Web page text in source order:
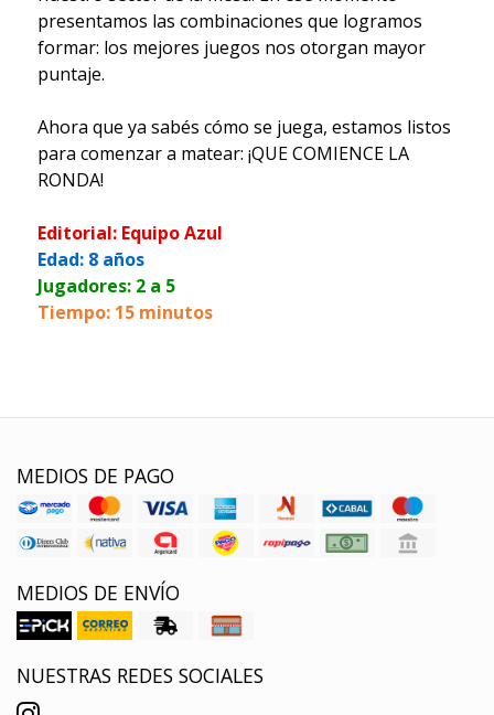
presentamos las combinaciones que logramos
formar: los mejores juegos nos otorgan mayor
puntaje.
Ahora que ya sabés cómo se juega, estamos listos
para comenzar a matear: ¡QUE COMIENCE LA
RONDA!
Editorial: Equipo Azul
Edad: 8 años
Jugadores: 2 a 5
Tiempo: 15 minutos
MEDIOS DE PAGO
MEDIOS DE ENVÍO
NUESTRAS REDES SOCIALES